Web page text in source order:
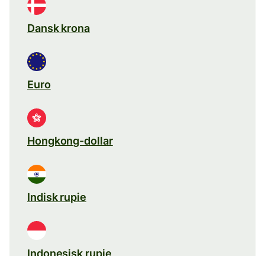
Dansk krona
Euro
Hongkong-dollar
Indisk rupie
Indonesisk rupie